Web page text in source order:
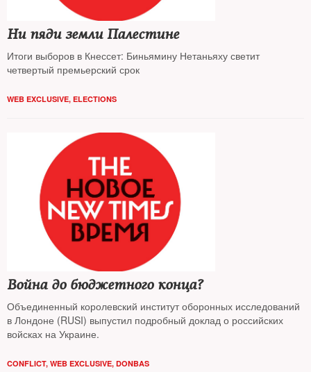
Ни пяди земли Палестине
Итоги выборов в Кнессет: Биньямину Нетаньяху светит
четвертый премьерский срок
WEB EXCLUSIVE, ELECTIONS
Война до бюджетного конца?
Объединенный королевский институт оборонных исследований
в Лондоне (RUSI) выпустил подробный доклад о российских
войсках на Украине.
CONFLICT, WEB EXCLUSIVE, DONBAS